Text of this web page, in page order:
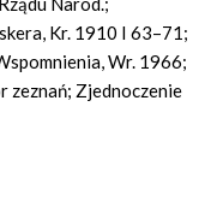
Kr. 1910 I 63–71;
Wr. 1966;
zeznań; Zjednoczenie